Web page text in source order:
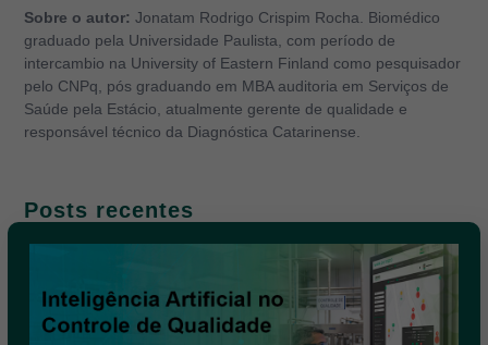
Sobre o autor: Jonatam Rodrigo Crispim Rocha. Biomédico
graduado pela Universidade Paulista, com período de
intercambio na University of Eastern Finland como pesquisador
pelo CNPq, pós graduando em MBA auditoria em Serviços de
Saúde pela Estácio, atualmente gerente de qualidade e
responsável técnico da Diagnóstica Catarinense.
Posts recentes